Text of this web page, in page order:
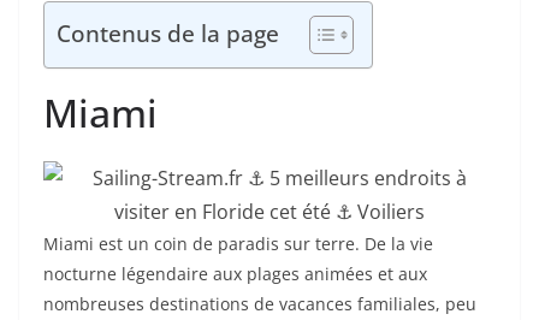
Contenus de la page
Miami
Miami est un coin de paradis sur terre. De la vie
nocturne légendaire aux plages animées et aux
nombreuses destinations de vacances familiales, peu